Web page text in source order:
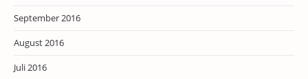
September 2016
August 2016
Juli 2016